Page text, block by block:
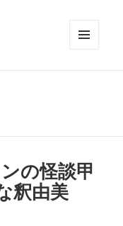
の怪談甲
釈由美